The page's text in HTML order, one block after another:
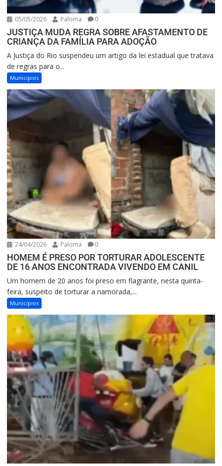
05/05/2026 Paloma 0
JUSTIÇA MUDA REGRA SOBRE AFASTAMENTO DE
CRIANÇA DA FAMÍLIA PARA ADOÇÃO
A Justiça do Rio suspendeu um artigo da lei estadual que tratava
de regras para o...
Municipios
24/04/2026 Paloma 0
HOMEM É PRESO POR TORTURAR ADOLESCENTE
DE 16 ANOS ENCONTRADA VIVENDO EM CANIL
Um homem de 20 anos foi preso em flagrante, nesta quinta-
feira, suspeito de torturar a namorada,...
Municipios